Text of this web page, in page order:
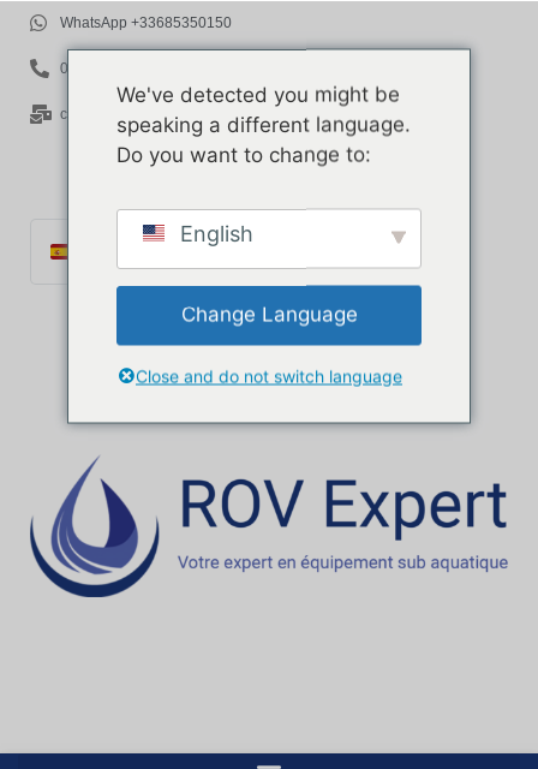
WhatsApp +33685350150
06 85 35 01 50
contact@rov-expert.com
Français
Català
Deutsch
Ελληνικά
We've detected you might be
speaking a different language.
Do you want to change to:
English
Change Language
Close and do not switch language